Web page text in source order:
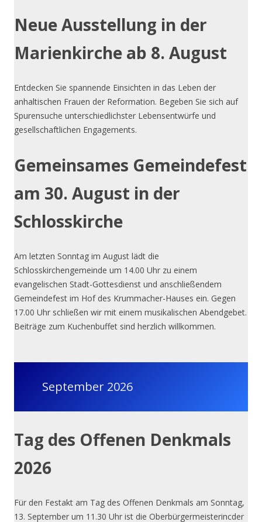
Neue Ausstellung in der
Marienkirche ab 8. August
Entdecken Sie spannende Einsichten in das Leben der
anhaltischen Frauen der Reformation. Begeben Sie sich auf
Spurensuche unterschiedlichster Lebensentwürfe und
gesellschaftlichen Engagements.
Gemeinsames Gemeindefest
am 30. August in der
Schlosskirche
Am letzten Sonntag im August lädt die
Schlosskirchengemeinde um 14.00 Uhr zu einem
evangelischen Stadt-Gottesdienst und anschließendem
Gemeindefest im Hof des Krummacher-Hauses ein. Gegen
17.00 Uhr schließen wir mit einem musikalischen Abendgebet.
Beiträge zum Kuchenbuffet sind herzlich willkommen.
September 2026
Tag des Offenen Denkmals
2026
Für den Festakt am Tag des Offenen Denkmals am Sonntag,
13. September um 11.30 Uhr ist die Oberbürgermeisterincder